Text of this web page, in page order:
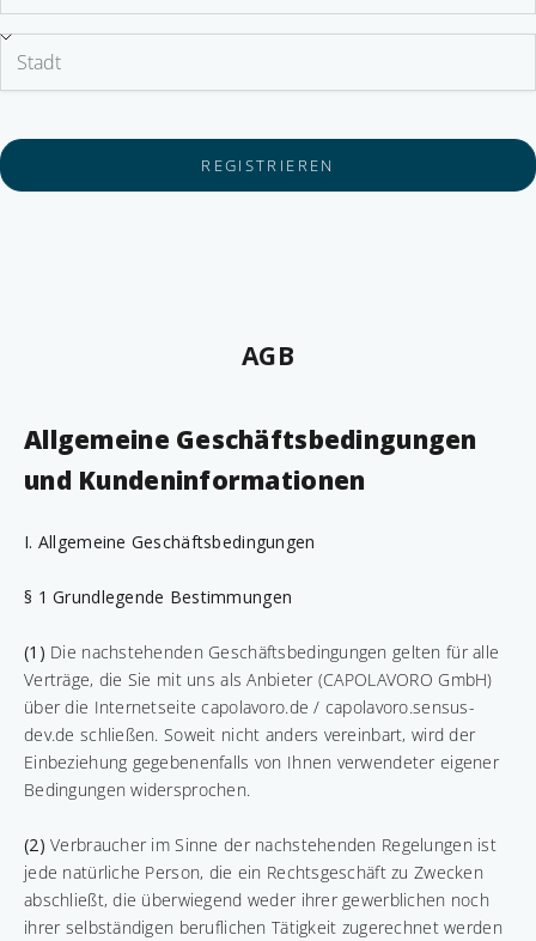
REGISTRIEREN
AGB
Allgemeine Geschäftsbedingungen
und Kundeninformationen
I. Allgemeine Geschäftsbedingungen
§ 1 Grundlegende Bestimmungen
(1) Die nachstehenden Geschäftsbedingungen gelten für alle
Verträge, die Sie mit uns als Anbieter (CAPOLAVORO GmbH)
über die Internetseite capolavoro.de / capolavoro.sensus-
dev.de schließen. Soweit nicht anders vereinbart, wird der
Einbeziehung gegebenenfalls von Ihnen verwendeter eigener
Bedingungen widersprochen.
(2) Verbraucher im Sinne der nachstehenden Regelungen ist
jede natürliche Person, die ein Rechtsgeschäft zu Zwecken
abschließt, die überwiegend weder ihrer gewerblichen noch
ihrer selbständigen beruflichen Tätigkeit zugerechnet werden